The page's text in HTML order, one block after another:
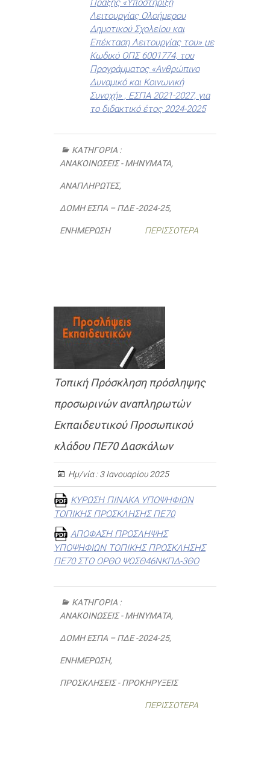
Πράξης «Υποστήριξη
Λειτουργίας Ολοήμερου
Δημοτικού Σχολείου και
Επέκταση Λειτουργίας του» με
Κωδικό ΟΠΣ 6001774, του
Προγράμματος «Ανθρώπινο
Δυναμικό και Κοινωνική
Συνοχή» , ΕΣΠΑ 2021-2027, για
το διδακτικό έτος 2024-2025
ΚΑΤΗΓΟΡΊΑ :
ΑΝΑΚΟΙΝΏΣΕΙΣ - ΜΗΝΎΜΑΤΑ,
ΑΝΑΠΛΗΡΩΤΈΣ,
ΔΟΜΉ ΕΣΠΑ – ΠΔΕ -2024-25,
ΕΝΗΜΈΡΩΣΗ ΠΕΡΙΣΣΌΤΕΡΑ
Τοπική Πρόσκληση πρόσληψης
προσωρινών αναπληρωτών
Εκπαιδευτικού Προσωπικού
κλάδου ΠΕ70 Δασκάλων
Ημ/νία :3 Ιανουαρίου 2025
ΚΥΡΩΣΗ ΠΙΝΑΚΑ ΥΠΟΨΗΦΙΩΝ
ΤΟΠΙΚΗΣ ΠΡΟΣΚΛΗΣΗΣ ΠΕ70
ΑΠΟΦΑΣΗ ΠΡΟΣΛΗΨΗΣ
ΥΠΟΨΗΦΙΩΝ ΤΟΠΙΚΗΣ ΠΡΟΣΚΛΗΣΗΣ
ΠΕ70 ΣΤΟ ΟΡΘΟ ΨΩΣΘ46ΝΚΠΔ-3ΘΟ
ΚΑΤΗΓΟΡΊΑ :
ΑΝΑΚΟΙΝΏΣΕΙΣ - ΜΗΝΎΜΑΤΑ,
ΔΟΜΉ ΕΣΠΑ – ΠΔΕ -2024-25,
ΕΝΗΜΈΡΩΣΗ,
ΠΡΟΣΚΛΉΣΕΙΣ - ΠΡΟΚΗΡΎΞΕΙΣ
ΠΕΡΙΣΣΌΤΕΡΑ